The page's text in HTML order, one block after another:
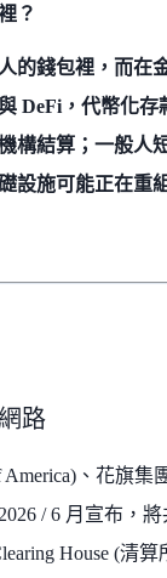
？
的錢包裡，而在
DeFi，代幣化存
構結算；一般人
設施可能正在重
路
、花旗集
/ 6 月宣布，
House (清算